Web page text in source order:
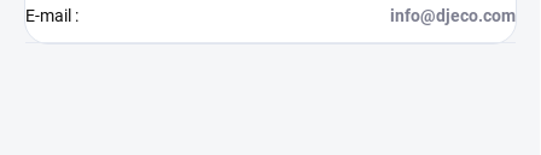
E-mail : info@djeco.com